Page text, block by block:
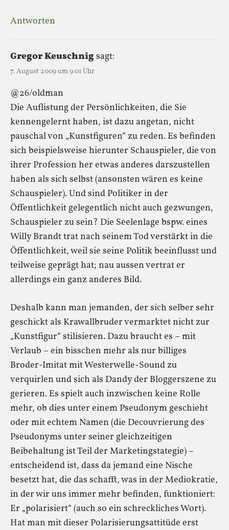
Antworten
Gregor Keuschnigsagt:
7. August 2009 um 9:01 Uhr
@26/oldman
Die Auflistung der Persönlichkeiten, die Sie
kennengelernt haben, ist dazu angetan, nicht
pauschal von „Kunstfiguren“ zu reden. Es befinden
sich beispielsweise hierunter Schauspieler, die von
ihrer Profession her etwas anderes darszustellen
haben als sich selbst (ansonsten wären es keine
Schauspieler). Und sind Politiker in der
Öffentlichkeit gelegentlich nicht auch gezwungen,
Schauspieler zu sein? Die Seelenlage bspw. eines
Willy Brandt trat nach seinem Tod verstärkt in die
Öffentlichkeit, weil sie seine Politik beeinflusst und
teilweise geprägt hat; nau aussen vertrat er
allerdings ein ganz anderes Bild.
Deshalb kann man jemanden, der sich selber sehr
geschickt als Krawallbruder vermarktet nicht zur
„Kunstfigur“ stilisieren. Dazu braucht es – mit
Verlaub – ein bisschen mehr als nur billiges
Broder-Imitat mit Westerwelle-Sound zu
verquirlen und sich als Dandy der Bloggerszene zu
gerieren. Es spielt auch inzwischen keine Rolle
mehr, ob dies unter einem Pseudonym geschieht
oder mit echtem Namen (die Decouvrierung des
Pseudonyms unter seiner gleichzeitigen
Beibehaltung ist Teil der Marketingstategie) –
entscheidend ist, dass da jemand eine Nische
besetzt hat, die das schafft, was in der Mediokratie,
in der wir uns immer mehr befinden, funktioniert:
Er „polarisiert“ (auch so ein schreckliches Wort).
Hat man mit dieser Polarisierungsattitüde erst